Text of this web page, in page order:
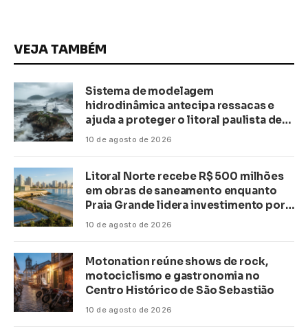
VEJA TAMBÉM
Sistema de modelagem
hidrodinâmica antecipa ressacas e
ajuda a proteger o litoral paulista de
inundações
10 de agosto de 2026
Litoral Norte recebe R$ 500 milhões
em obras de saneamento enquanto
Praia Grande lidera investimento por
habitante no país
10 de agosto de 2026
Motonation reúne shows de rock,
motociclismo e gastronomia no
Centro Histórico de São Sebastião
10 de agosto de 2026